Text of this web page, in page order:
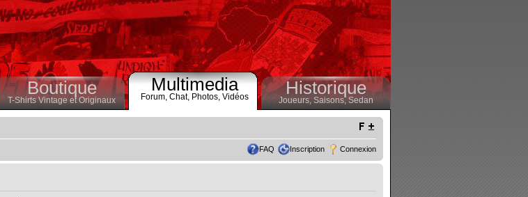
Boutique
T-Shirts Vintage et Originaux
Multimedia
Forum, Chat, Photos, Vidéos Historique
Joueurs, Saisons,Sedan
FAQ Inscription Connexion